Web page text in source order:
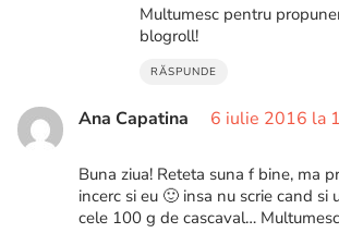
Multumesc pentru
blogroll!
RĂSPUNDE
Ana Capatina 6 iulie 2016 la
Buna ziua! Reteta suna f bine, ma
incerc si eu 🙂 insa nu scrie cand si
cele 100 g de cascaval…